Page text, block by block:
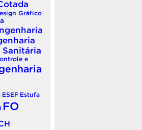
Gráfico
e
ESEF Estufa
FO